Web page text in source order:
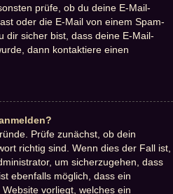
prüfe, ob du deine E-Mail-
oder die E-Mail von einem Spam-
dir sicher bist, dass deine E-Mail-
dann kontaktiere einen
Prüfe zunächst, ob dein
richtig sind. Wenn dies der Fall ist,
um sicherzugehen, dass
ebenfalls möglich, dass ein
vorliegt, welches ein